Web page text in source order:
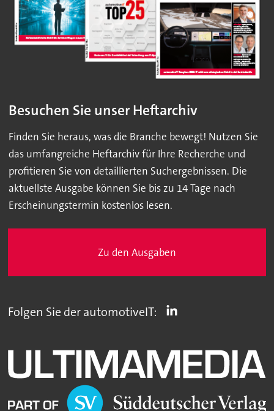
Besuchen Sie unser Heftarchiv
Finden Sie heraus, was die Branche bewegt! Nutzen Sie
das umfangreiche Heftarchiv für Ihre Recherche und
profitieren Sie von detaillierten Suchergebnissen. Die
aktuellste Ausgabe können Sie bis zu 14 Tage nach
Erscheinungstermin kostenlos lesen.
Zu den Ausgaben
Folgen Sie der automotiveIT: